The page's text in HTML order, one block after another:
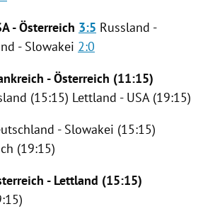
-Österreich 3:5 Russland -
- Slowakei 2:0
-Österreich (11:15)
(15:15) Lettland - USA(19:15)
- Slowakei (15:15)
(19:15)
- Lettland (15:15)